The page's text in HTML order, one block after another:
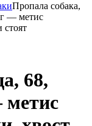
Пропала собака,
— метис
стоят
68,